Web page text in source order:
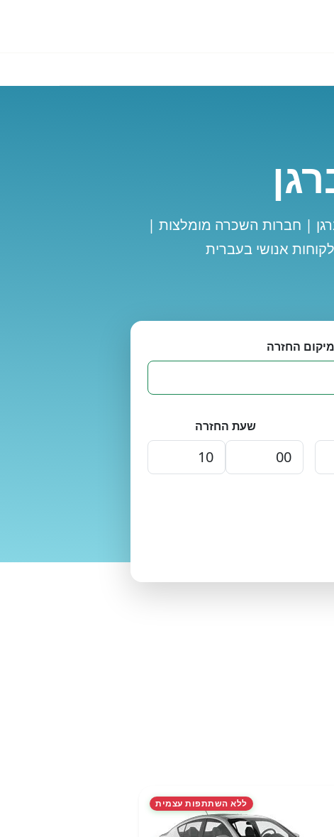
| חברות השכרה מומלצות |
אנושי בעברית
מיקום החזרה
שעת החזרה
ללא השתתפות עצמית